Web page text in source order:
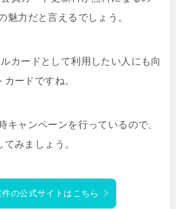
魅力だと言えるでしょう。
カードとして利用したい人にも向
ードですね。
キャンペーンを行っているので、
みましょう。
の公式サイトはこちら